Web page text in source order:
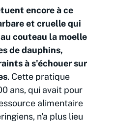
encore à ce
et cruelle qui
couteau la moelle
de dauphins,
à s'échouer sur
. Cette pratique
ans, qui avait pour
alimentaire
n'a plus lieu